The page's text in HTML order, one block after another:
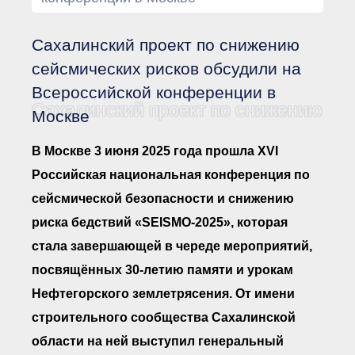
● Действующие документы
● Сбор предложений во
внутренние документы
Финансовая отчетность
Компенсационный фонд
● Реестр членов
Ассоциации
«Сахалинстрой»
Ассоциации,
строительный контроль
объединения
Ассоциации —
● Реестр членов
заказчиков
Сахалинский проект по снижению
сейсмических рисков обсудили на
Всероссийской конференции в
Москве
Сахалинский проект по снижению
В Москве 3 июня 2025 года прошла XVI
Российская национальная конференция по
сейсмической безопасности и снижению
риска бедствий «SEISMO-2025», которая
стала завершающей в череде мероприятий,
посвящённых 30-летию памяти и урокам
Нефтегорского землетрясения. От имени
строительного сообщества Сахалинской
области на ней выступил генеральный